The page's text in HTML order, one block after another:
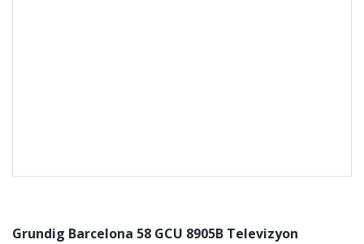
Grundig Barcelona 58 GCU 8905B Televizyon